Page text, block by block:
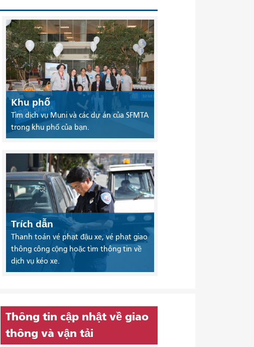
Khu phố
Tìm dịch vụ Muni và các dự án của SFMTA
trong khu phố của bạn.
Trích dẫn
Thanh toán vé phạt đậu xe, vé phạt giao
thông công cộng hoặc tìm thông tin về
dịch vụ kéo xe.
Thông tin cập nhật về giao
thông và vận tải